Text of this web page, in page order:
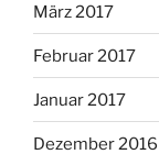
März 2017
Februar 2017
Januar 2017
Dezember 2016